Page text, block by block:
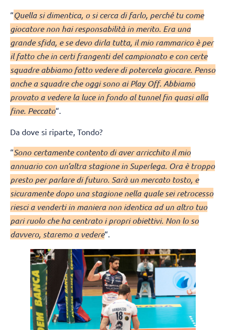
“Quella si dimentica, o si cerca di farlo, perché tu come
giocatore non hai responsabilità in merito. Era una
grande sfida, e se devo dirla tutta, il mio rammarico è per
il fatto che in certi frangenti del campionato e con certe
squadre abbiamo fatto vedere di potercela giocare. Penso
anche a squadre che oggi sono ai Play Off. Abbiamo
provato a vedere la luce in fondo al tunnel fin quasi alla
fine. Peccato“.
Da dove si riparte, Tondo?
“Sono certamente contento di aver arricchito il mio
annuario con un’altra stagione in Superlega. Ora è troppo
presto per parlare di futuro. Sarà un mercato tosto, e
sicuramente dopo una stagione nella quale sei retrocesso
riesci a venderti in maniera non identica ad un altro tuo
pari ruolo che ha centrato i propri obiettivi. Non lo so
davvero, staremo a vedere“.